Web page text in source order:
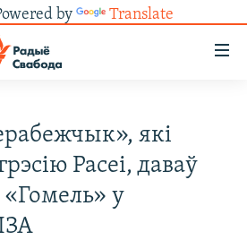
by Translate
які
Расеі, даваў
у